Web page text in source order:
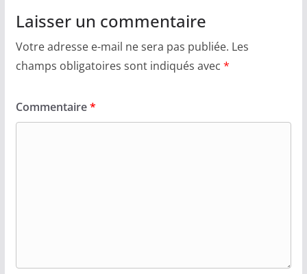
Laisser un commentaire
Votre adresse e-mail ne sera pas publiée. Les
champs obligatoires sont indiqués avec *
Commentaire*